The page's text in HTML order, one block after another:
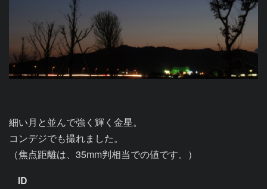
細い月と並んで強く輝く金星。
コンデジでも撮れました。
（焦点距離は、35mm判相当での値です。）
ID